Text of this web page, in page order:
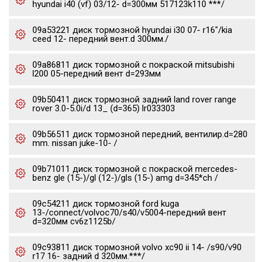
hyundai i40 (vf) 03/12- d=300мм 517123k110 ***/
09a53221 диск тормозной hyundai i30 07- r16"/kia
ceed 12- передний вент.d 300мм./
09a86811 диск тормозной с покраской mitsubishi
l200 05-передний вент d=293мм
09b50411 диск тормозной задний land rover range
rover 3.0-5.0i/d 13_ (d=365) lr033303
09b56511 диск тормозной передний, вентилир.d=280
mm. nissan juke-10- /
09b71011 диск тормозной с покраской mercedes-
benz gle (15-)/gl (12-)/gls (15-) amg d=345*ch /
09c54211 диск тормозной ford kuga
13-/connect/volvoc70/s40/v5004-передний вент
d=320мм cv6z1125b/
09c93811 диск тормозной volvo xc90 ii 14- /s90/v90
r17 16- задний d 320мм.***/